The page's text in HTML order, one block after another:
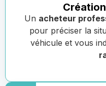
Un acheteur
pour préciser la
véhicule et vous